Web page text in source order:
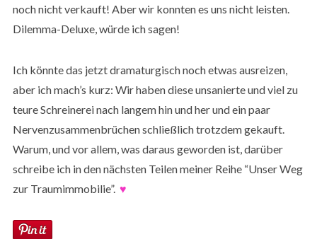
noch nicht verkauft! Aber wir konnten es uns nicht leisten.
Dilemma-Deluxe, würde ich sagen!
Ich könnte das jetzt dramaturgisch noch etwas ausreizen,
aber ich mach’s kurz: Wir haben diese unsanierte und viel zu
teure Schreinerei nach langem hin und her und ein paar
Nervenzusammenbrüchen schließlich trotzdem gekauft.
Warum, und vor allem, was daraus geworden ist, darüber
schreibe ich in den nächsten Teilen meiner Reihe “Unser Weg
zur Traumimmobilie”. ♥